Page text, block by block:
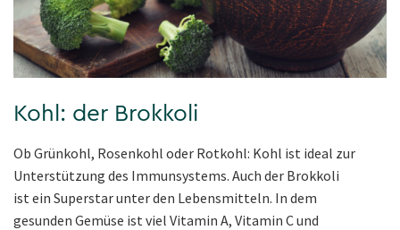
Kohl: der Brokkoli
Ob Grünkohl, Rosenkohl oder Rotkohl: Kohl ist ideal zur
Unterstützung des Immunsystems. Auch der Brokkoli
ist ein Superstar unter den Lebensmitteln. In dem
gesunden Gemüse ist viel Vitamin A, Vitamin C und